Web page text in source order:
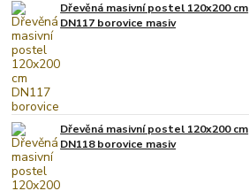
Dřevěná masivní postel 120x200 cm
DN117 borovice masiv
Dřevěná masivní postel 120x200 cm
DN118 borovice masiv